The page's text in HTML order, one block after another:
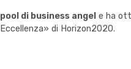
pool di business angel e ha
di Horizon2020.